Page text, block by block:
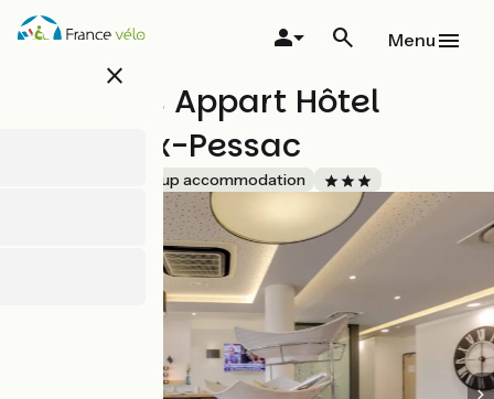
Overslaan
en
close
Menu
All Suites Appart Hôtel
Bordeaux-Pessac
Group accommodation